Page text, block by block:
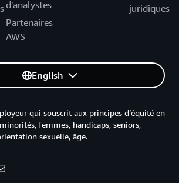
d'analystes
Partenaires
AWS
juridiques
English
qui souscrit aux principes d’équité en
femmes, handicaps, seniors,
sexuelle, âge.